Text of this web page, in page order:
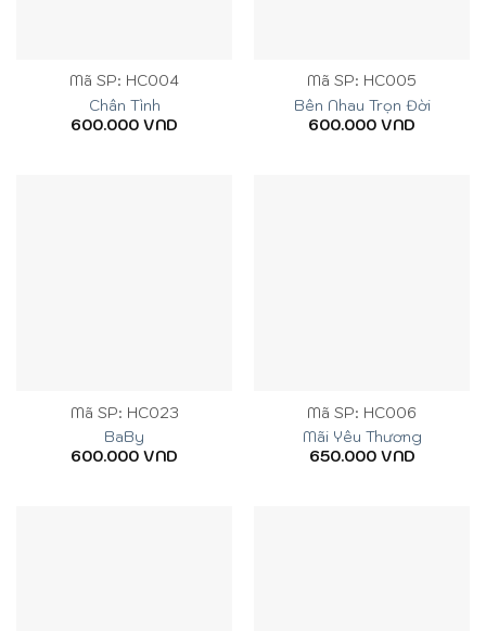
Mã SP: HC004
Chân Tình
600.000 VND
Mã SP: HC005
Bên Nhau Trọn Đời
600.000 VND
Mã SP: HC023
BaBy
600.000 VND
Mã SP: HC006
Mãi Yêu Thương
650.000VND